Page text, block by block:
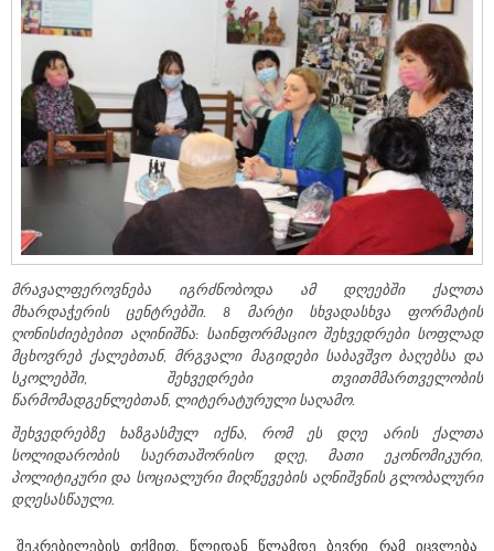
მრავალფეროვნება იგრძნობოდა ამ დღეებში ქალთა
მხარდაჭერის ცენტრებში. 8 მარტი სხვადასხვა ფორმატის
ღონისძიებებით აღინიშნა: საინფორმაციო შეხვედრები სოფლად
მცხოვრებ ქალებთან, მრგვალი მაგიდები საბავშვო ბაღებსა და
სკოლებში, შეხვედრები თვითმმართველობის
წარმომადგენლებთან, ლიტერატურული საღამო.
შეხვედრებზე ხაზგასმულ იქნა, რომ ეს დღე არის ქალთა
სოლიდარობის საერთაშორისო დღე, მათი ეკონომიკური,
პოლიტიკური და სოციალური მიღწევების აღნიშვნის გლობალური
დღესასწაული.
შეკრებილების თქმით, წლიდან წლამდე ბევრი რამ იცვლება